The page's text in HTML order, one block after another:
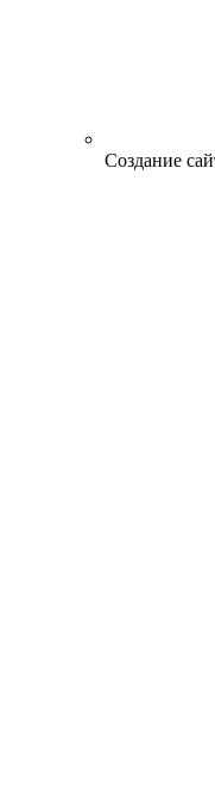
Создание